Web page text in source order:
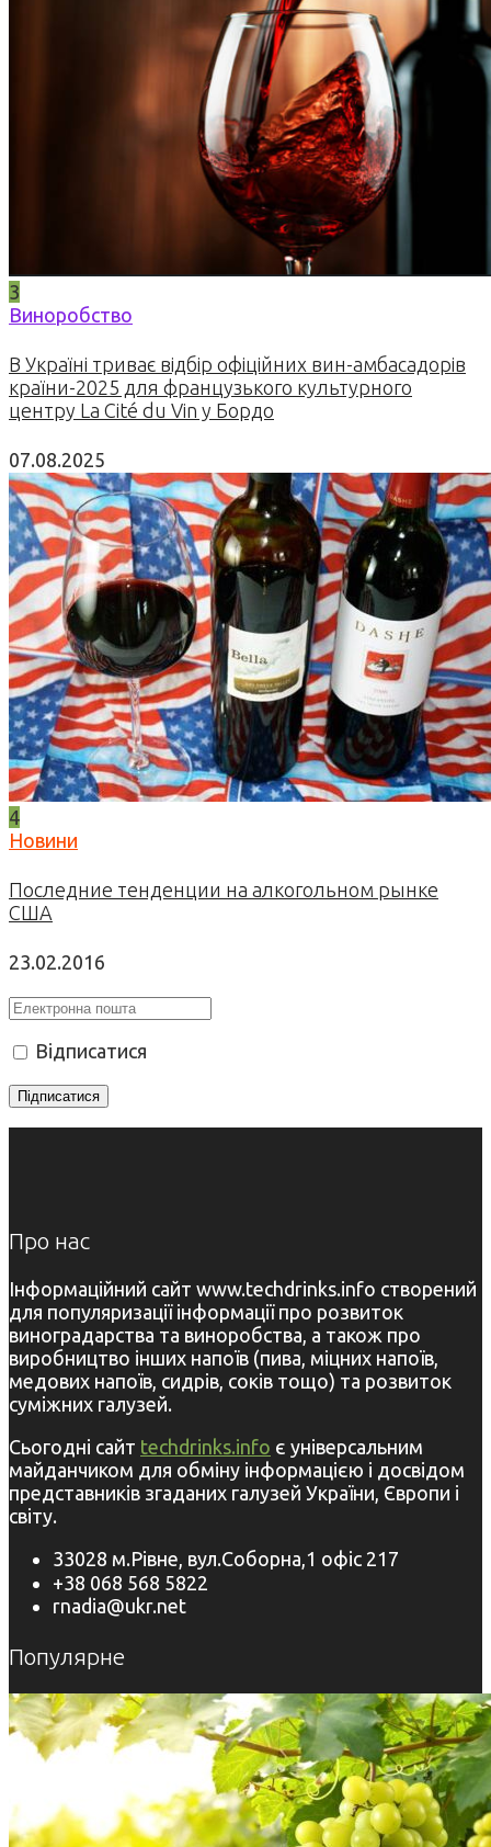
3
Виноробство
В Україні триває відбір офіційних вин-амбасадорів
країни-2025 для французького культурного
центру La Cité du Vin у Бордо
07.08.2025
4
Новини
Последние тенденции на алкогольном рынке
США
23.02.2016
Відписатися
Про нас
Інформаційний сайт www.techdrinks.info створений
для популяризації інформації про розвиток
виноградарства та виноробства, а також про
виробництво інших напоїв (пива, міцних напоїв,
медових напоїв, сидрів, соків тощо) та розвиток
суміжних галузей.
Сьогодні сайт techdrinks.info є універсальним
майданчиком для обміну інформацією і досвідом
представників згаданих галузей України, Європи і
світу.
33028 м.Рівне, вул.Соборна,1 офіс 217
+38 068 568 5822
rnadia@ukr.net
Популярне